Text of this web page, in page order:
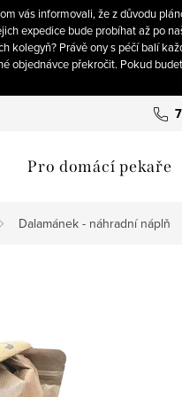
vás informovali, že z důvodu
expedice bude probíhat až po
kolegyň? Právě ony s péčí balí
objednávce překročit. Pokud
Pro domácí pekaře
Dalamánek - náhradní náplň